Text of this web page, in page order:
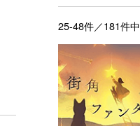
25-48件／181件中